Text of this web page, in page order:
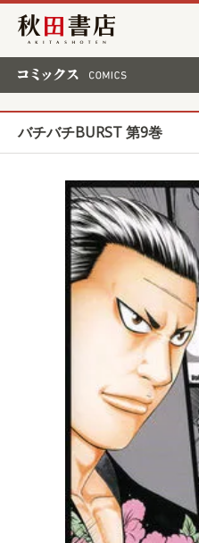
秋田書店
バチバチBURST 第9巻